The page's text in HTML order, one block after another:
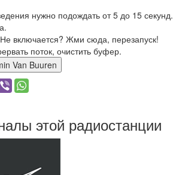
нужно подождать от 5 до 15 секунд.
включается? Жми сюда, перезапуск!
поток, очистить буфер.
Armin Van Buuren
этой радиостанции